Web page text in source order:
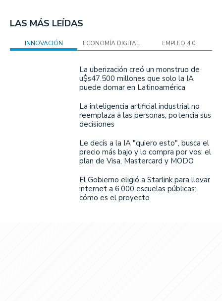
LAS MÁS LEÍDAS
INNOVACIÓN ECONOMÍA DIGITAL EMPLEO 4.0
La uberización creó un monstruo de
u$s47.500 millones que solo la IA
puede domar en Latinoamérica
La inteligencia artificial industrial no
reemplaza a las personas, potencia sus
decisiones
Le decís a la IA "quiero esto", busca el
precio más bajo y lo compra por vos: el
plan de Visa, Mastercard y MODO
El Gobierno eligió a Starlink para llevar
internet a 6.000 escuelas públicas:
cómo es el proyecto